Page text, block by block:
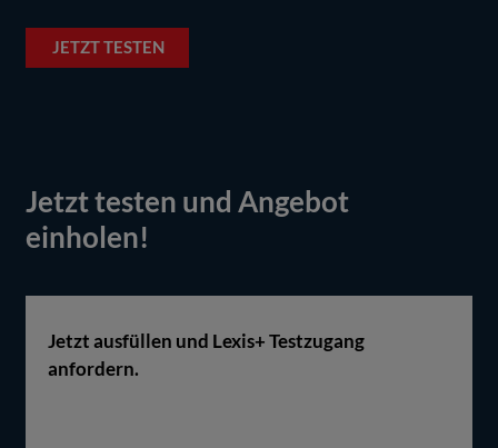
JETZT TESTEN
Jetzt testen und Angebot
einholen!
Jetzt ausfüllen und Lexis+ Testzugang
anfordern.